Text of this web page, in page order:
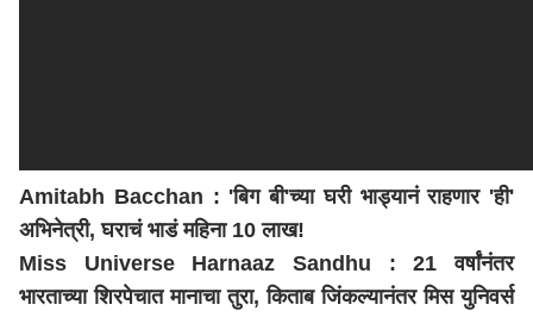
Amitabh Bacchan : 'बिग बी'च्या घरी भाड्यानं राहणार 'ही'
अभिनेत्री, घराचं भाडं महिना 10 लाख!
Miss Universe Harnaaz Sandhu : 21 वर्षांनंतर
भारताच्या शिरपेचात मानाचा तुरा, किताब जिंकल्यानंतर मिस युनिवर्स